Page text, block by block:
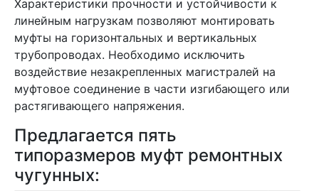
Характеристики прочности и устойчивости к
линейным нагрузкам позволяют монтировать
муфты на горизонтальных и вертикальных
трубопроводах. Необходимо исключить
воздействие незакрепленных магистралей на
муфтовое соединение в части изгибающего или
растягивающего напряжения.
Предлагается пять
типоразмеров муфт ремонтных
чугунных: